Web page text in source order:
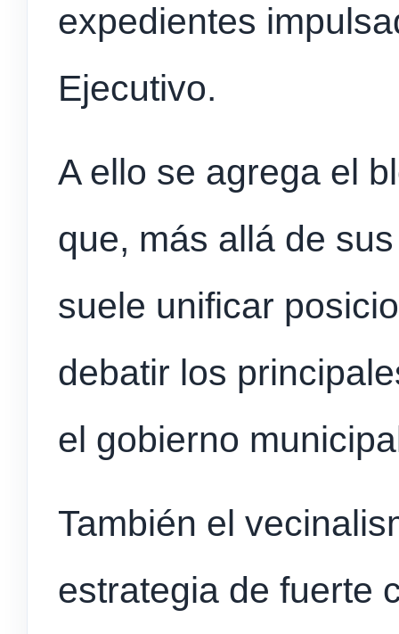
expedientes
Ejecutivo.
A ello se agrega el
que, más allá de
suele unificar
debatir los
el gobierno
También el
estrategia de fuerte